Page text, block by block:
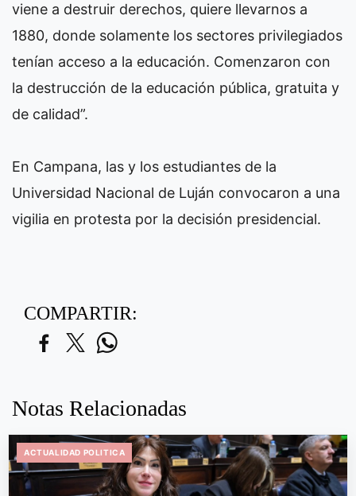
viene a destruir derechos, quiere llevarnos a
1880, donde solamente los sectores privilegiados
tenían acceso a la educación. Comenzaron con
la destrucción de la educación pública, gratuita y
de calidad”.
En Campana, las y los estudiantes de la
Universidad Nacional de Luján convocaron a una
vigilia en protesta por la decisión presidencial.
COMPARTIR:
Notas Relacionadas
ACTUALIDAD POLITICA